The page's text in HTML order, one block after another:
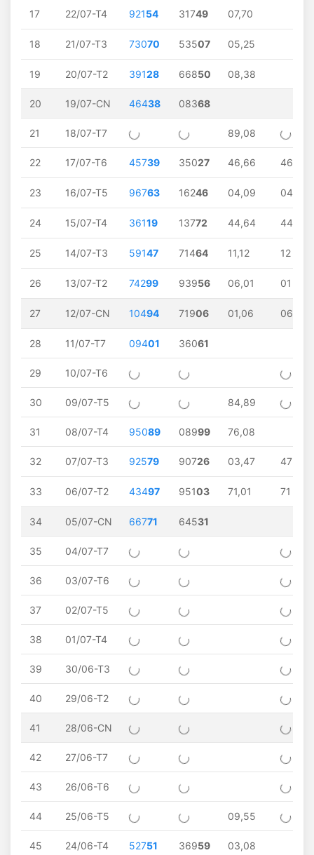
17 22/07-T4 92154 31749 07,70
18 21/07-T3 73070 53507 05,25
19 20/07-T2 39128 66850 08,38
20 19/07-CN 46438 08368
21 18/07-T7 89,08
22 17/07-T6 45739 35027 46,66 46
23 16/07-T5 96763 16246 04,09 04
24 15/07-T4 36119 13772 44,64 44
25 14/07-T3 59147 71464 11,12 12
26 13/07-T2 74299 93956 06,01 01
27 12/07-CN 10494 71906 01,06 06
28 11/07-T7 09401 36061
29 10/07-T6
30 09/07-T5 84,89
31 08/07-T4 95089 08999 76,08
32 07/07-T3 92579 90726 03,47 47
33 06/07-T2 43497 95103 71,01 71
34 05/07-CN 66771 64531
35 04/07-T7
36 03/07-T6
37 02/07-T5
38 01/07-T4
39 30/06-T3
40 29/06-T2
41 28/06-CN
42 27/06-T7
43 26/06-T6
44 25/06-T5 09,55
45 24/06-T4 52751 36959 03,08